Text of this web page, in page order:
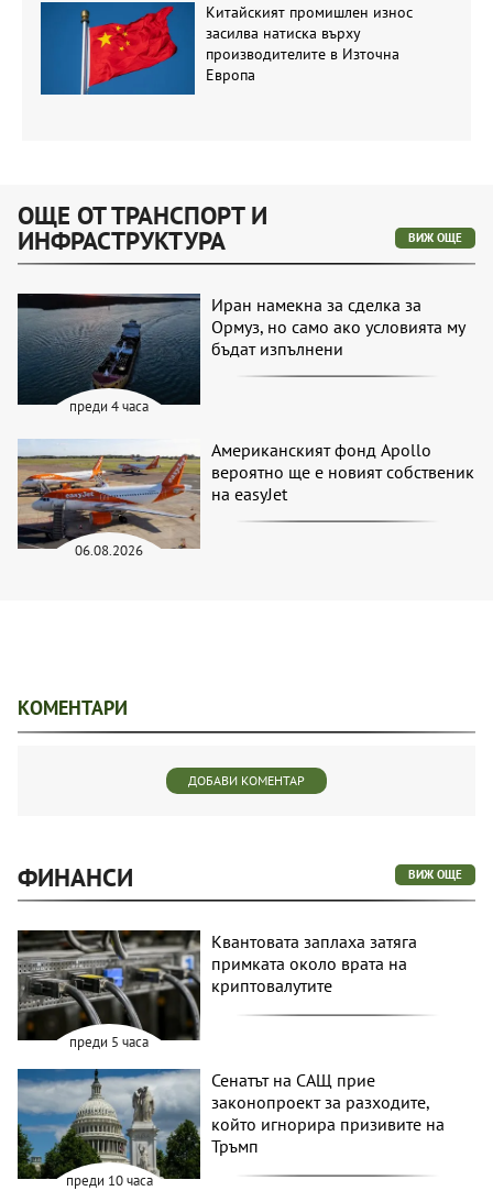
Китайският промишлен износ
засилва натиска върху
производителите в Източна
Европа
ОЩЕ ОТ ТРАНСПОРТ И
ИНФРАСТРУКТУРА ВИЖ ОЩЕ
преди 4 часа
Иран намекна за сделка за
Ормуз, но само ако условията му
бъдат изпълнени
06.08.2026
Американският фонд Apollo
вероятно ще е новият собственик
на easyJet
КОМЕНТАРИ
ДОБАВИ КОМЕНТАР
ФИНАНСИ ВИЖ ОЩЕ
преди 5 часа
Квантовата заплаха затяга
примката около врата на
криптовалутите
преди 10 часа
Сенатът на САЩ прие
законопроект за разходите,
който игнорира призивите на
Тръмп